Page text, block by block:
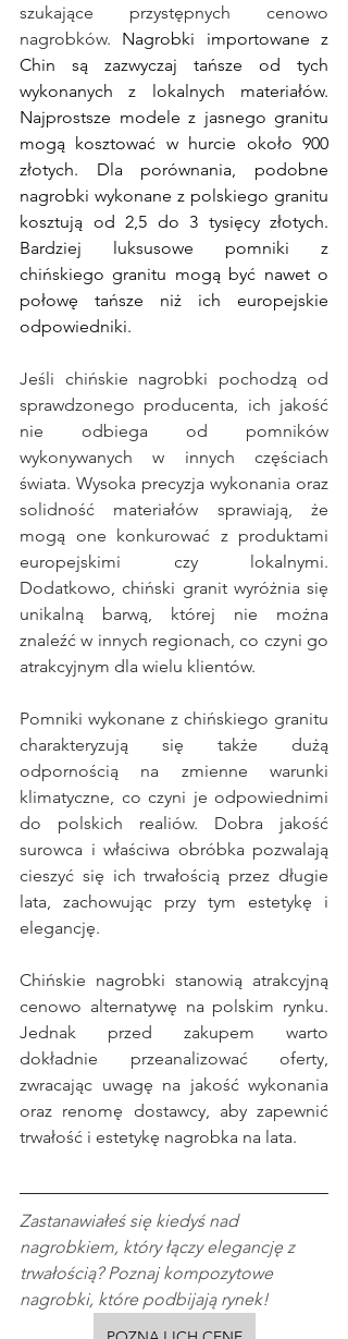
szukające przystępnych cenowo
nagrobków. Nagrobki importowane z
Chin są zazwyczaj tańsze od tych
wykonanych z lokalnych materiałów.
Najprostsze modele z jasnego granitu
mogą kosztować w hurcie około 900
złotych. Dla porównania, podobne
nagrobki wykonane z polskiego granitu
kosztują od 2,5 do 3 tysięcy złotych.
Bardziej luksusowe pomniki z
chińskiego granitu mogą być nawet o
połowę tańsze niż ich europejskie
odpowiedniki.
Jeśli chińskie nagrobki pochodzą od
sprawdzonego producenta, ich jakość
nie odbiega od pomników
wykonywanych w innych częściach
świata. Wysoka precyzja wykonania oraz
solidność materiałów sprawiają, że
mogą one konkurować z produktami
europejskimi czy lokalnymi.
Dodatkowo, chiński granit wyróżnia się
unikalną barwą, której nie można
znaleźć w innych regionach, co czyni go
atrakcyjnym dla wielu klientów.
Pomniki wykonane z chińskiego granitu
charakteryzują się także dużą
odpornością na zmienne warunki
klimatyczne, co czyni je odpowiednimi
do polskich realiów. Dobra jakość
surowca i właściwa obróbka pozwalają
cieszyć się ich trwałością przez długie
lata, zachowując przy tym estetykę i
elegancję.
Chińskie nagrobki stanowią atrakcyjną
cenowo alternatywę na polskim rynku.
Jednak przed zakupem warto
dokładnie przeanalizować oferty,
zwracając uwagę na jakość wykonania
oraz renomę dostawcy, aby zapewnić
trwałość i estetykę nagrobka na lata.
Zastanawiałeś się kiedyś nad
nagrobkiem, który łączy elegancję z
trwałością? Poznaj kompozytowe
nagrobki, które podbijają rynek!